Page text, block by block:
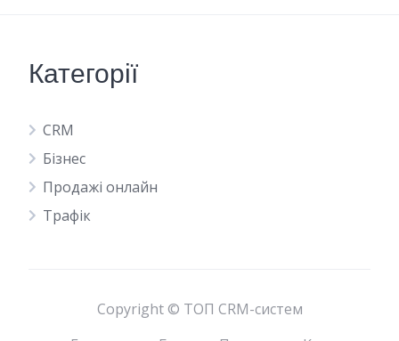
Категорії
CRM
Бізнес
Продажі онлайн
Трафік
Copyright © ТОП CRM-систем